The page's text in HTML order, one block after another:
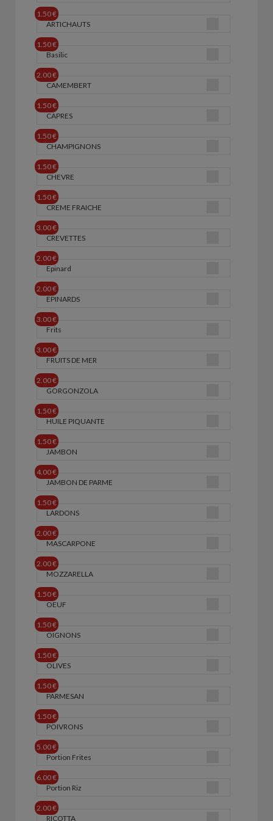
1.50 €
ARTICHAUTS
1.50 €
Basilic
2.00 €
CAMEMBERT
1.50 €
CAPRES
1.50 €
CHAMPIGNONS
1.50 €
CHEVRE
1.50 €
CREME FRAICHE
3.00 €
CREVETTES
2.00 €
Epinard
2.00 €
EPINARDS
3.00 €
Frits
3.00 €
FRUITS DE MER
2.00 €
GORGONZOLA
1.50 €
HUILE PIQUANTE
1.50 €
JAMBON
4.00 €
JAMBON DE PARME
1.50 €
LARDONS
2.00 €
MASCARPONE
2.00 €
MOZZARELLA
1.50 €
OEUF
1.50 €
OIGNONS
1.50 €
OLIVES
1.50 €
PARMESAN
1.50 €
POIVRONS
5.00 €
Portion Frites
6.00 €
Portion Riz
2.00 €
RICOTTA